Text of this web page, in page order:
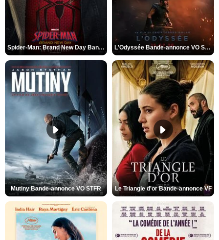
Spider-Man: Brand New Day Bande-annonce VO STFR L'Odyssée Bande-annonce VO STFR
Mutiny Bande-annonce VO STFR Le Triangle d'or Bande-annonce VF